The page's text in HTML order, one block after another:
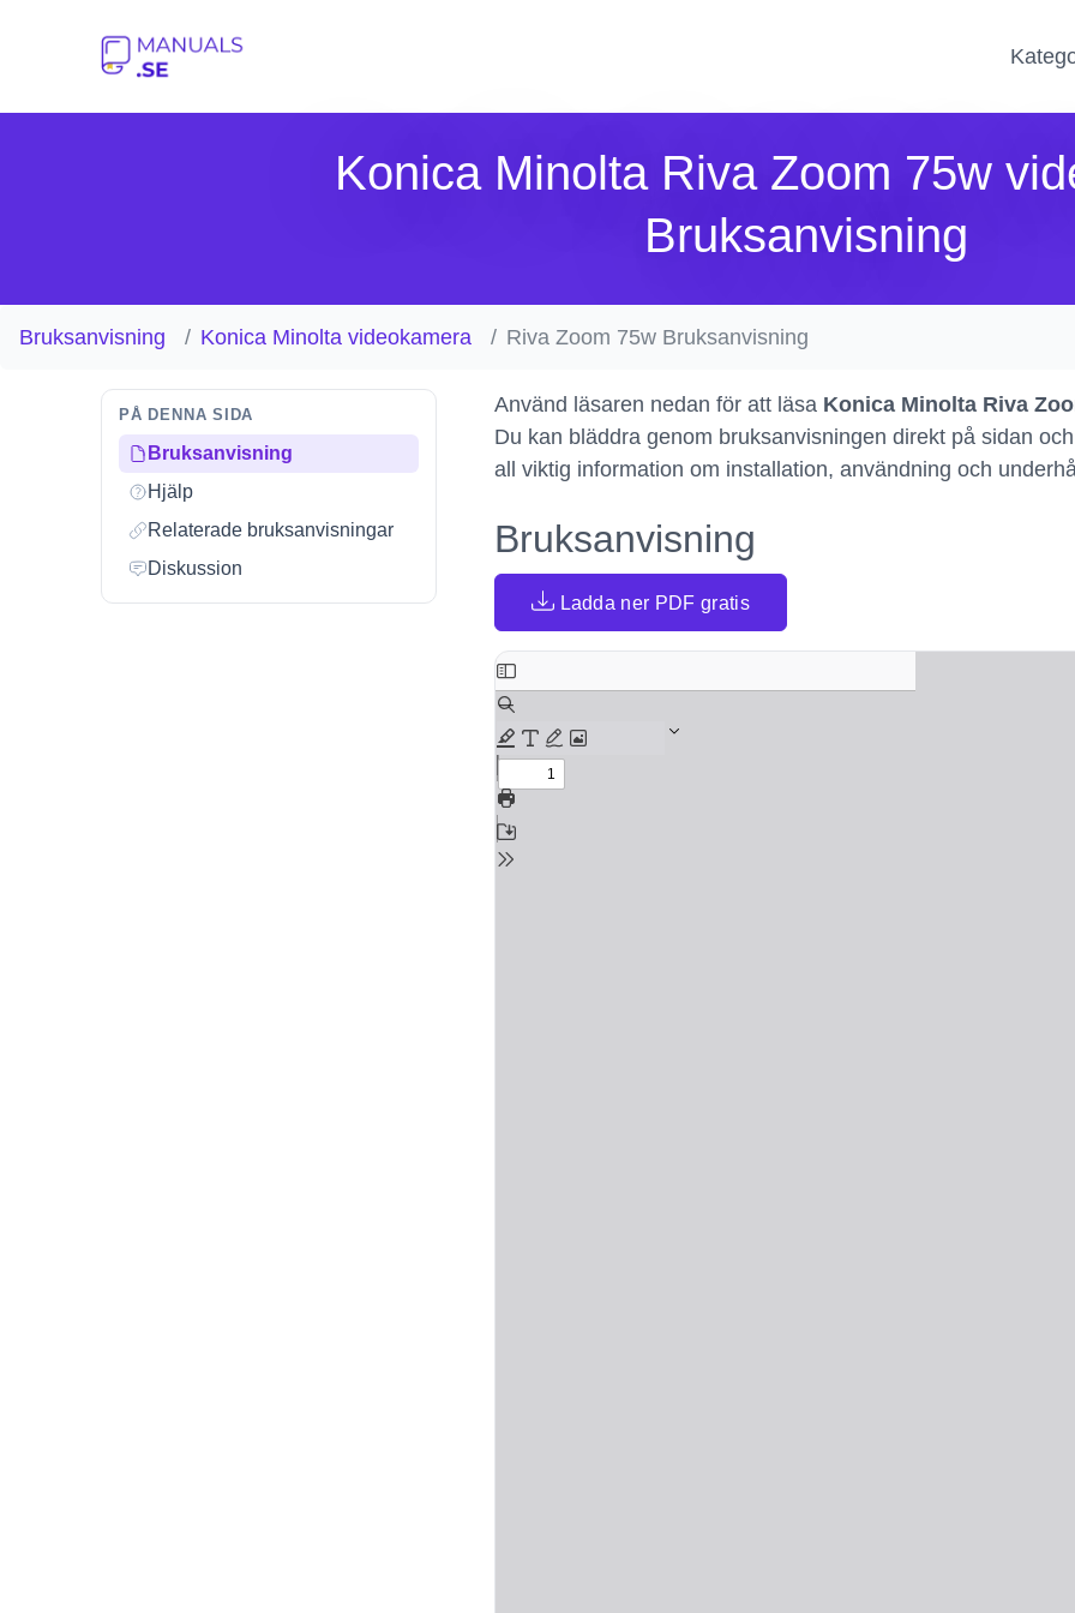
Konica Minolta Riva Zoom 75w
Bruksanvisning
Bruksanvisning Konica Minolta videokamera Riva Zoom 75w Bruksanvisning
PÅ DENNA SIDA
Bruksanvisning
Hjälp
Relaterade bruksanvisningar
Diskussion
Använd läsaren nedan för att läsa Konica Minolta Riva
Du kan bläddra genom bruksanvisningen direkt på sidan
all viktig information om installation, användning och
Bruksanvisning
Ladda ner PDF gratis